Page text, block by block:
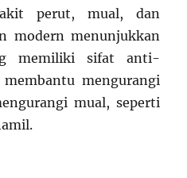
perut, mual, dan
modern menunjukkan
memiliki sifat anti-
mengurangi
mual, seperti